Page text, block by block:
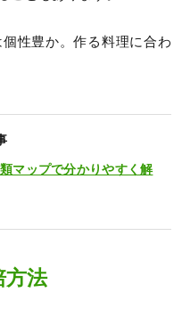
性豊か。作る料理に合わ
マップで分かりやすく解
方法